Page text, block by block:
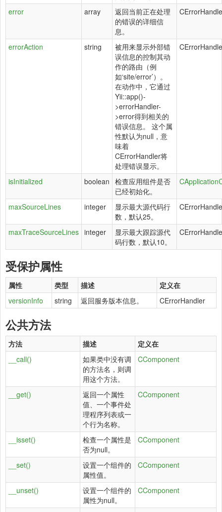
error array
返回当前正在处理
的错误的详细信
息。
errorAction string
被用来显示外部错
误信息的控制其动
作的路由（例
如‘site/error’）。
在动作中，它通过
Yii::app()-
>errorHandler-
>error得到相关的
错误信息。 这个属
性默认为null，意
味着
CErrorHandler将
处理错误显示。
isInitialized boolean 检查应用组件是否
已经初始化。
maxSourceLines integer
显示最大源代码行
数，默认25。
maxTraceSourceLines integer
显示最大跟踪源代
码行数，默认10。
受保护属性
属性 类型 描述
定义在
versionInfo
string 返回服务版本信息。 CErrorHandler
公共方法
方法 描述
定义在
__call()
如果类中没有调
的方法名，则调
用这个方法。
CComponent
__get()
返回一个属性
值、一个事件处
理程序列表或一
个行为名称。
CComponent
__isset()
检查一个属性是
否为null。
CComponent
__set()
设置一个组件的
属性值。
CComponent
__unset()
设置一个组件的
属性为null。
CComponent